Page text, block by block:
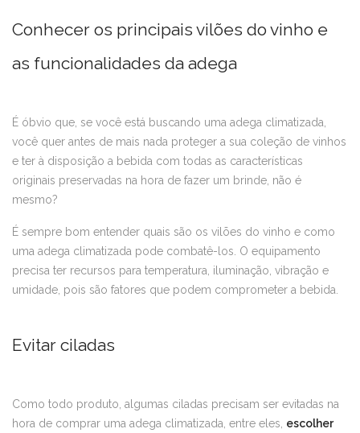
Conhecer os principais vilões do vinho e
as funcionalidades da adega
É óbvio que, se você está buscando uma adega climatizada,
você quer antes de mais nada proteger a sua coleção de vinhos
e ter à disposição a bebida com todas as características
originais preservadas na hora de fazer um brinde, não é
mesmo?
É sempre bom entender quais são os vilões do vinho e como
uma adega climatizada pode combatê-los. O equipamento
precisa ter recursos para temperatura, iluminação, vibração e
umidade, pois são fatores que podem comprometer a bebida.
Evitar ciladas
Como todo produto, algumas ciladas precisam ser evitadas na
hora de comprar uma adega climatizada, entre eles, escolher